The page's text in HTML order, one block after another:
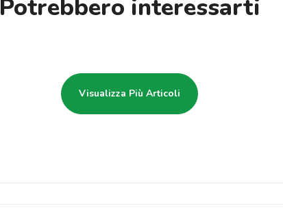
Potrebbero interessarti
Visualizza Più Articoli